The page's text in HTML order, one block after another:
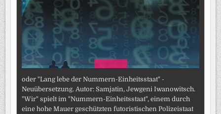
oder "Lang lebe der Nummern-Einheitsstaat" -
Neuübersetzung. Autor: Samjatin, Jewgeni Iwanowitsch.
"Wir" spielt im "Nummern-Einheitsstaat", einem durch
eine hohe Mauer geschützten futoristischen Polizeistaat